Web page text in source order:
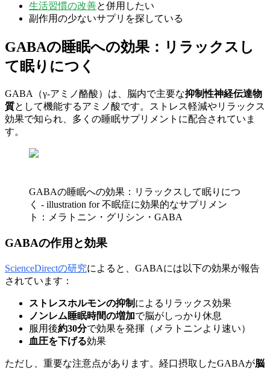
生活習慣の改善と併用したい
副作用の少ないサプリを探している
GABAの睡眠への効果：リラックスし
て眠りにつく
GABA（γ-アミノ酪酸）は、脳内で主要な抑制性神経伝達物
質として機能するアミノ酸です。ストレス軽減やリラックス
効果で知られ、多くの睡眠サプリメントに配合されていま
す。
GABAの睡眠への効果：リラックスして眠りにつ
く - illustration for 不眠症に効果的なサプリメン
ト：メラトニン・グリシン・GABA
GABAの作用と効果
ScienceDirectの研究によると、GABAには以下の効果が報告
されています：
ストレスホルモンの抑制 によるリラックス効果
ノンレム睡眠時間の増加で脳がしっかり休息
服用後約30分で効果を発揮（メラトニンより速い）
血圧を下げる効果
ただし、重要な注意点があります。経口摂取したGABAが脳